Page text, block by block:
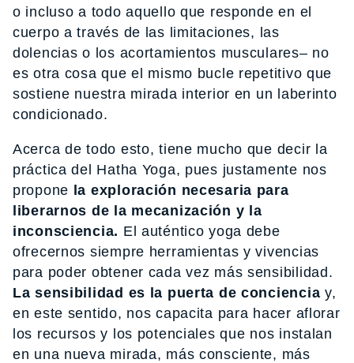
o incluso a todo aquello que responde en el
cuerpo a través de las limitaciones, las
dolencias o los acortamientos musculares– no
es otra cosa que el mismo bucle repetitivo que
sostiene nuestra mirada interior en un laberinto
condicionado.
Acerca de todo esto, tiene mucho que decir la
práctica del Hatha Yoga, pues justamente nos
propone la exploración necesaria para
liberarnos de la mecanización y la
inconsciencia. El auténtico yoga debe
ofrecernos siempre herramientas y vivencias
para poder obtener cada vez más sensibilidad.
La sensibilidad es la puerta de conciencia y,
en este sentido, nos capacita para hacer aflorar
los recursos y los potenciales que nos instalan
en una nueva mirada, más consciente, más